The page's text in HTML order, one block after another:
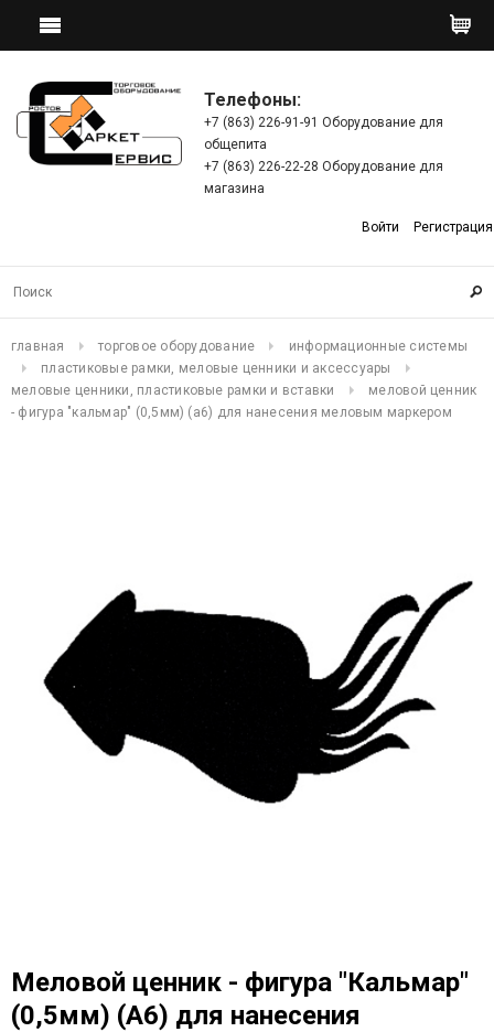
Телефоны:
+7 (863) 226-91-91 Оборудование для
общепита
+7 (863) 226-22-28 Оборудование для
магазина
Войти Регистрация
главная торговое оборудование
информационные системы
пластиковые рамки, меловые ценники и аксессуары
меловые ценники, пластиковые рамки и вставки
меловой ценник
- фигура "кальмар" (0,5мм) (а6) для нанесения меловым маркером
Меловой ценник - фигура "Кальмар"
(0,5мм) (А6) для нанесения